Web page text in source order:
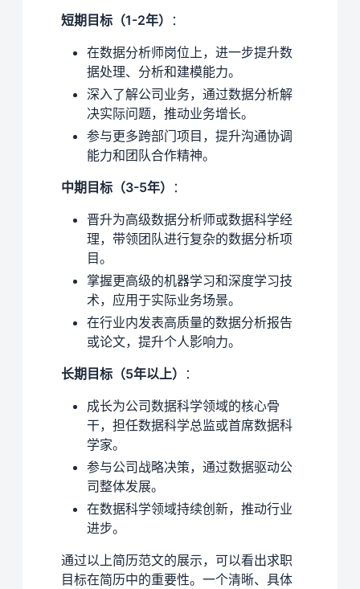
短期目标（1-2年）
：
在数据分析师岗位上，进一步提升数
据处理、分析和建模能力。
深入了解公司业务，通过数据分析解
决实际问题，推动业务增长。
参与更多跨部门项目，提升沟通协调
能力和团队合作精神。
中期目标（3-5年）
：
晋升为高级数据分析师或数据科学经
理，带领团队进行复杂的数据分析项
目。
掌握更高级的机器学习和深度学习技
术，应用于实际业务场景。
在行业内发表高质量的数据分析报告
或论文，提升个人影响力。
长期目标（5年以上）
：
成长为公司数据科学领域的核心骨
干，担任数据科学总监或首席数据科
学家。
参与公司战略决策，通过数据驱动公
司整体发展。
在数据科学领域持续创新，推动行业
进步。
通过以上简历范文的展示，可以看出求职
目标在简历中的重要性。一个清晰、具体